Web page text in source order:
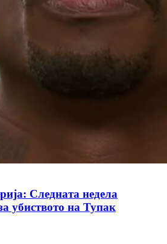
Следната недела
убиството на Тупак